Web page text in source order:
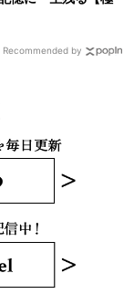
Recommended by